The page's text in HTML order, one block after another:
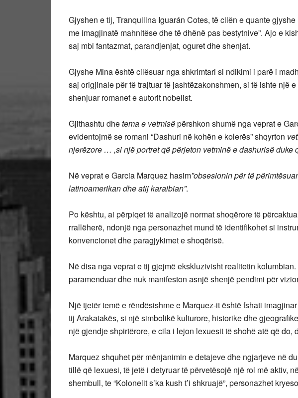
Gjyshen e tij, Tranquilina Iguarán Cotes, të cilën e quante
me imagjinatë mahnitëse dhe të dhënë pas bestytnive”. Ajo e
saj mbi fantazmat, parandjenjat, oguret dhe shenjat.
Gjyshe Mina është cilësuar nga shkrimtari si ndikimi i parë i
saj origjinale për të trajtuar të jashtëzakonshmen, si të ishte një
shenjuar romanet e autorit nobelist.
Gjithashtu dhetema e vetmisëpërshkon shumë nga veprat e
evidentojmë se romani “Dashuri në kohën e kolerës” shqyrton
njerëzore … ,si një portret që përjeton vetminë e dashurisë duke
Në veprat e Garcia Marquez hasim”obsesionin për të
latinoamerikan dhe atij karaibian”.
Po kështu, ai përpiqet të analizojë normat shoqërore të
rrallëherë, ndonjë nga personazhet mund të identifikohet si
konvencionet dhe paragjykimet e shoqërisë.
Në disa nga veprat e tij gjejmë ekskluzivisht realitetin
paramenduar dhe nuk manifeston asnjë shenjë pendimi për
Një tjetër temë e rëndësishme e Marquez-it është fshati
tij Arakatakës, si një simbolikë kulturore, historike dhe
një gjendje shpirtërore, e cila i lejon lexuesit të shohë atë që do,
Marquez shquhet për mënjanimin e detajeve dhe ngjarjeve në
tillë që lexuesi, të jetë i detyruar të përvetësojë një rol më aktiv,
shembull, te “Kolonelit s’ka kush t’i shkruajë”, personazhet